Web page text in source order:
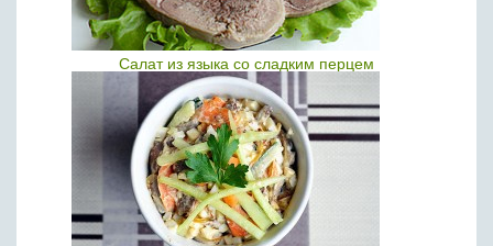
Салат из языка со сладким перцем